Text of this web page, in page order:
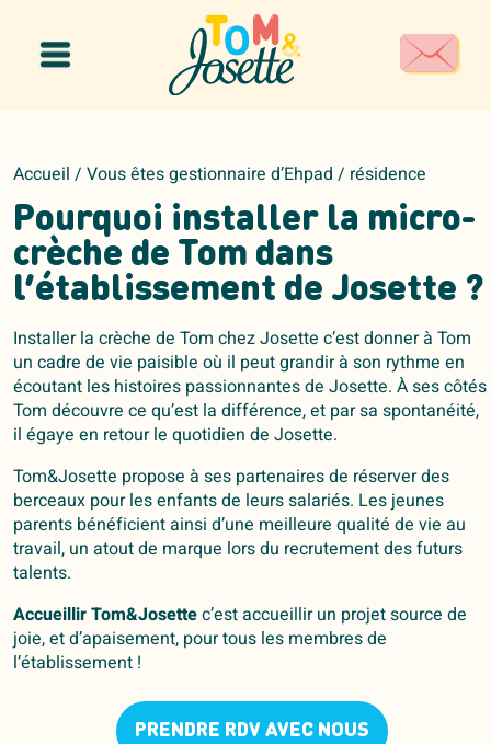
Accueil / Vous êtes gestionnaire d’Ehpad / résidence
Pourquoi installer la micro-
crèche de Tom dans
l’établissement de Josette ?
Installer la crèche de Tom chez Josette c’est donner à Tom
un cadre de vie paisible où il peut grandir à son rythme en
écoutant les histoires passionnantes de Josette. À ses côtés
Tom découvre ce qu’est la différence, et par sa spontanéité,
il égaye en retour le quotidien de Josette.
Tom&Josette propose à ses partenaires de réserver des
berceaux pour les enfants de leurs salariés. Les jeunes
parents bénéficient ainsi d’une meilleure qualité de vie au
travail, un atout de marque lors du recrutement des futurs
talents.
Accueillir Tom&Josettec’est accueillir un projet source de
joie, et d’apaisement, pour tous les membres de
l’établissement !
PRENDRE RDV AVEC NOUS
Panneau de gestion des cookies